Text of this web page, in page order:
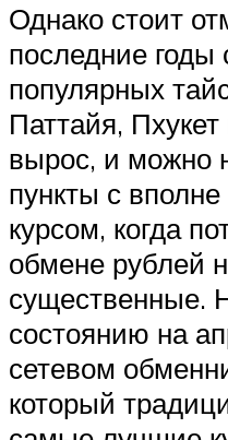
Однако стоит
последние годы
популярных
Паттайя, Пхукет
вырос, и можно
пункты с
курсом, когда
обмене рублей
существенные.
состоянию на
сетевом
который